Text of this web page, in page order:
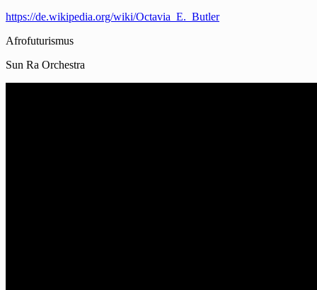
https://de.wikipedia.org/wiki/Octavia_E._Butler
Afrofuturismus
Sun Ra Orchestra